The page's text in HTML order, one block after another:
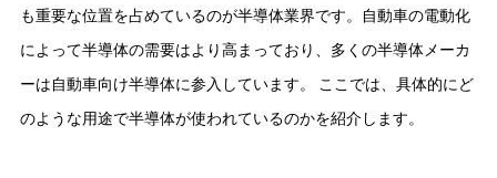
も重要な位置を占めているのが半導体業界です。自動車の電動化
によって半導体の需要はより高まっており、多くの半導体メーカ
ーは自動車向け半導体に参入しています。 ここでは、具体的にど
のような用途で半導体が使われているのかを紹介します。